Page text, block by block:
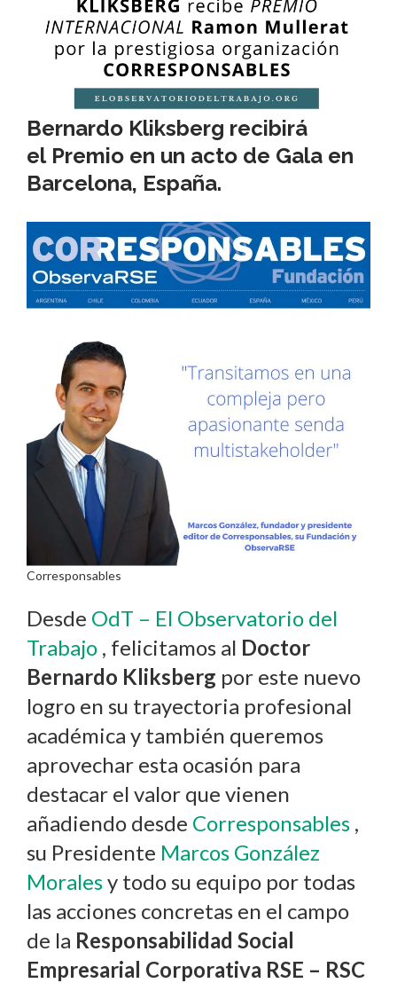
Bernardo Kliksberg recibirá
el Premio en un acto de Gala en
Barcelona, España.
Corresponsables
Desde OdT – El Observatorio del
Trabajo , felicitamos al Doctor
Bernardo Kliksberg por este nuevo
logro en su trayectoria profesional
académica y también queremos
aprovechar esta ocasión para
destacar el valor que vienen
añadiendo desde Corresponsables ,
su Presidente Marcos González
Moralesy todo su equipo por todas
las acciones concretas en el campo
de la Responsabilidad Social
Empresarial Corporativa RSE – RSC